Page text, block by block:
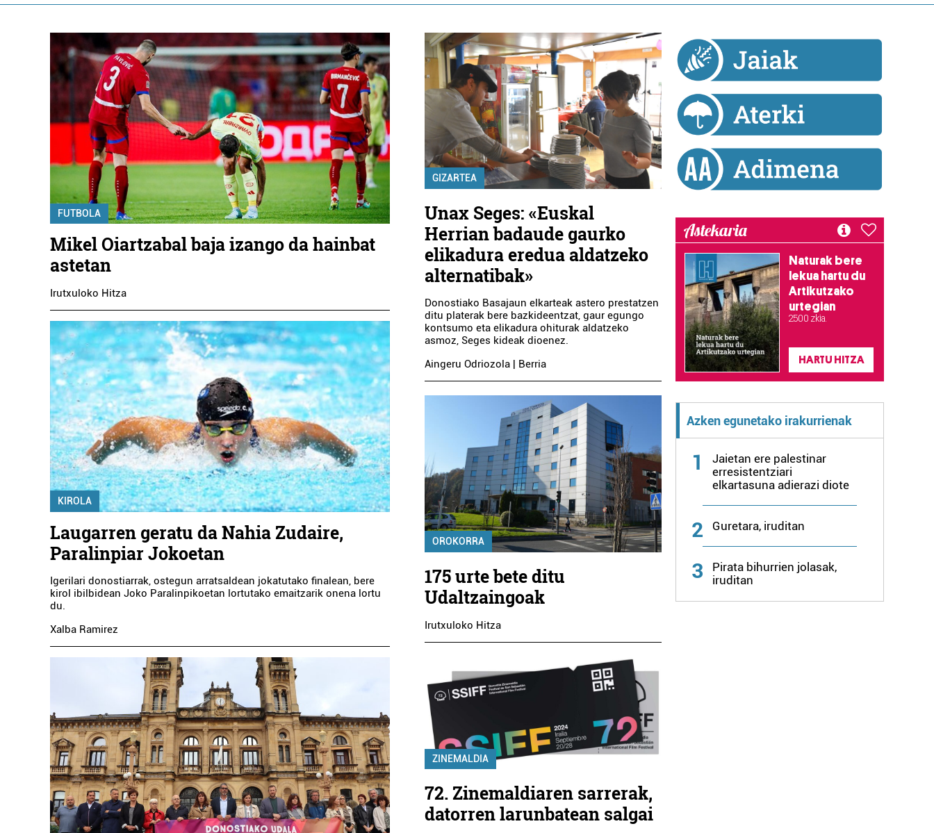
FUTBOLA
Mikel Oiartzabal baja izango da hainbat
astetan
Irutxuloko Hitza
KIROLA
Laugarren geratu da Nahia Zudaire,
Paralinpiar Jokoetan
Igerilari donostiarrak, ostegun arratsaldean jokatutako finalean, bere
kirol ibilbidean Joko Paralinpikoetan lortutako emaitzarik onena lortu
du.
Xalba Ramirez
GIZARTEA
Unax Seges: «Euskal
Herrian badaude gaurko
elikadura eredua aldatzeko
alternatibak»
Donostiako Basajaun elkarteak astero prestatzen
ditu platerak bere bazkideentzat, gaur egungo
kontsumo eta elikadura ohiturak aldatzeko
asmoz, Seges kideak dioenez.
Aingeru Odriozola | Berria
OROKORRA
175 urte bete ditu
Udaltzaingoak
Irutxuloko Hitza
ZINEMALDIA
72. Zinemaldiaren sarrerak,
datorren larunbatean salgai
Astekaria
Naturak bere
lekua hartu du
Artikutzako
urtegian
2.500 zkia.
HARTU HITZA
Azken egunetako irakurrienak
1
Jaietan ere palestinar
erresistentziari
elkartasuna adierazi diote
2 Guretara, iruditan
3
Pirata bihurrien jolasak,
iruditan